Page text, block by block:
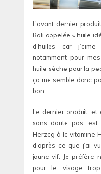
L’avant dernier
Bali appelée « huile
d’huiles car
notamment pour
huile sèche pour la
ça me semble donc
bon.
Le dernier produit, et
sans doute pas,
Herzog à la vitamine
d’après ce que j’ai
jaune vif. Je préfère
pour le visage